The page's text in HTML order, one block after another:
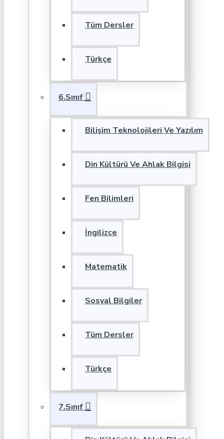
Tüm Dersler
Türkçe
6.Sınıf
Bilişim Teknolojileri Ve Yazılım
Din Kültürü Ve Ahlak Bilgisi
Fen Bilimleri
İngilizce
Matematik
Sosyal Bilgiler
Tüm Dersler
Türkçe
7.Sınıf